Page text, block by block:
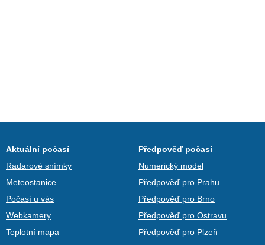
Aktuální počasí
Radarové snímky
Meteostanice
Počasí u vás
Webkamery
Teplotní mapa
Předpověď počasí
Numerický model
Předpověď pro Prahu
Předpověď pro Brno
Předpověď pro Ostravu
Předpověď pro Plzeň